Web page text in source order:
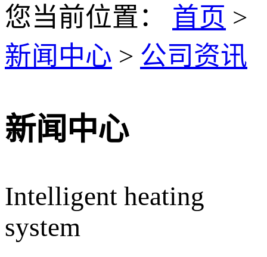
您当前位置： 首页 >
新闻中心 > 公司资讯
新闻中心
Intelligent heating
system